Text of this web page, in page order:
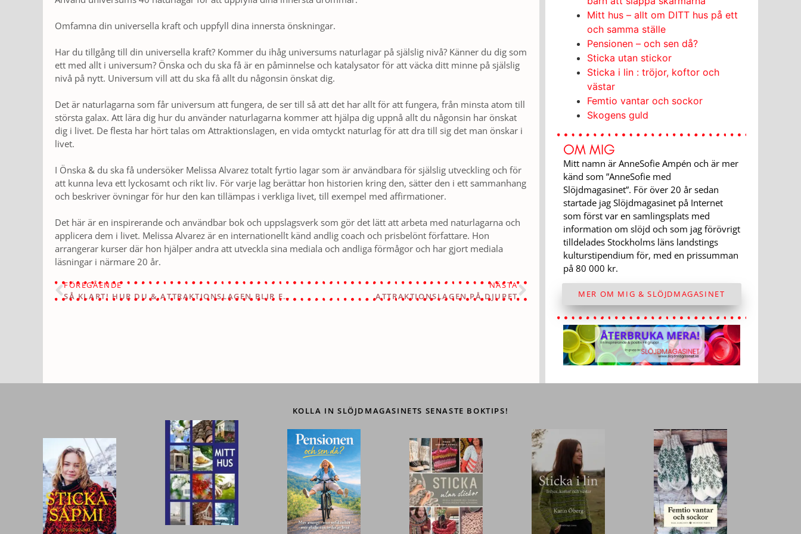
Omfamna din universella kraft och uppfyll dina innersta önskningar.
Har du tillgång till din universella kraft? Kommer du ihåg universums naturlagar på själslig nivå? Känner du dig som
ett med allt i universum? Önska och du ska få är en påminnelse och katalysator för att väcka ditt minne på själslig
nivå på nytt. Universum vill att du ska få allt du någonsin önskat dig.
Det är naturlagarna som får universum att fungera, de ser till så att det har allt för att fungera, från minsta atom till
största galax. Att lära dig hur du använder naturlagarna kommer att hjälpa dig uppnå allt du någonsin har önskat
dig i livet. De flesta har hört talas om Attraktionslagen, en vida omtyckt naturlag för att dra till sig det man önskar i
livet.
I Önska & du ska få undersöker Melissa Alvarez totalt fyrtio lagar som är användbara för själslig utveckling och för
att kunna leva ett lyckosamt och rikt liv. För varje lag berättar hon historien kring den, sätter den i ett sammanhang
och beskriver övningar för hur den kan tillämpas i verkliga livet, till exempel med affirmationer.
Det här är en inspirerande och användbar bok och uppslagsverk som gör det lätt att arbeta med naturlagarna och
applicera dem i livet. Melissa Alvarez är en internationellt känd andlig coach och prisbelönt författare. Hon
arrangerar kurser där hon hjälper andra att utveckla sina mediala och andliga förmågor och har gjort mediala
läsningar i närmare 20 år.
FÖREGÅENDE
SÅ KLART! HUR DU & ATTRAKTIONSLAGEN BLIR ETT VINNANDE TEAM
NÄSTA
ATTRAKTIONSLAGEN PÅ DJUPET
Mitt hus – allt om DITT hus på ett
och samma ställe
Pensionen – och sen då?
Sticka utan stickor
Sticka i lin : tröjor, koftor och
västar
Femtio vantar och sockor
Skogens guld
OM MIG
Mitt namn är AnneSofie Ampén och är mer
känd som ”AnneSofie med
Slöjdmagasinet”. För över 20 år sedan
startade jag Slöjdmagasinet på Internet
som först var en samlingsplats med
information om slöjd och som jag förövrigt
tilldelades Stockholms läns landstings
kulturstipendium för, med en prissumman
på 80 000 kr.
MER OM MIG & SLÖJDMAGASINET
KOLLA IN SLÖJDMAGASINETS SENASTE BOKTIPS!